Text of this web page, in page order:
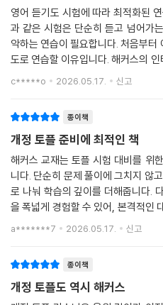
영어 듣기도 시험에 따라 최적화된
과 같은 시험은 단순히 듣고 넘어가
악하는 연습이 필요합니다. 처음부
도로 연습할 이유입니다. 해커스의
고 있습니다. 아는 것과 모르는 것을
c*****o 2026.05.17. 신고
종이책
개정 토플 준비에 최적인 책
해커스 교재는 토플 시험 대비를 위
니다. 단순히 문제 풀이에 그치지 않
로 나눠 학습의 깊이를 더해줍니다.
을 폭넓게 경험할 수 있어, 본격적인
적합합니다. 특히 독학하는 학습자
a*******7 2026.05.17. 신고
종이책
개정 토플도 역시 해커스